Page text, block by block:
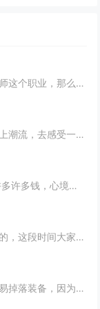
如果我们刚开始接触传奇游戏就选择了法师这个职业，那么可以享受到比较好的视觉效果，因为法师这个职业的技能是非常炫酷的。而且这个职业也有许多的女性玩家在玩。当我们进入游戏，以后我们可以选择自己的游戏职业。我们可以直接选择法师职业性别的话，我们...
最近看到传奇游戏这么的火爆，我也想跟上潮流，去感受一下游戏的乐趣。但是也不知道为什么，不管我怎么玩，都很难强大起来，这样自然也就无法体验到游戏的乐趣，所以在我自己尝试了几天以后，我发现我对于这款游戏真的没有感觉，于是就想要放弃。也就是这个...
哈哈，实在是太爽啦！~~看到自个赚到许多许多钱，心境是反常的高兴啊。。尽管这些钱，仅仅在新开传奇私服中，才干运用，但也不错啦。。在传奇的国际，能实现变成百万富翁的梦也很赞！~~嘿嘿，通知我们个发财致富的秘密哦，错过了这个时机，你会很惋惜的！...
传奇带给我们每一个人的感觉都是不一样的，这段时间大家都在不断的争论平衡点这个问题，我觉得传奇对于这个问题设定的就非常合理，每个职业都相互克制，每个职业又能互相弥补，这是传奇里面做的非常完美的表现，暂时这个职业是传奇，里面一个近战强大的职业...
我觉得在传奇游戏中法师这个职业是最容易掉落装备，因为法师这个职业比较脆弱，所以在游戏中经常死亡。但是在这里我并不是说法师职业不厉害，法师最厉害的技能就是魔法技能，但是这个职业本身也存在着许多的缺点。血比较少就是法师最大的致命弱点。无论是在...